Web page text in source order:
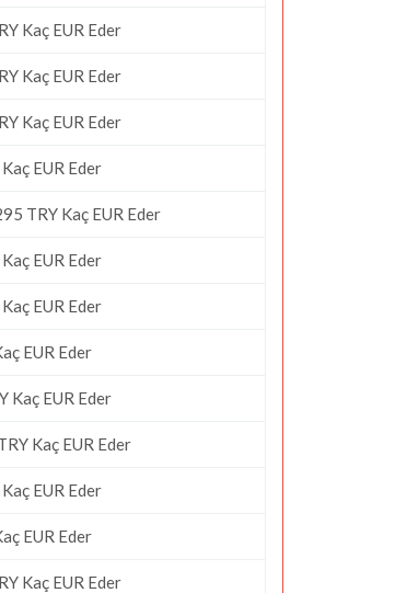
Kaç EUR Eder
Kaç EUR Eder
Kaç EUR Eder
EUR Eder
TRY Kaç EUR Eder
EUR Eder
EUR Eder
EUR Eder
Kaç EUR Eder
Kaç EUR Eder
EUR Eder
EUR Eder
Kaç EUR Eder